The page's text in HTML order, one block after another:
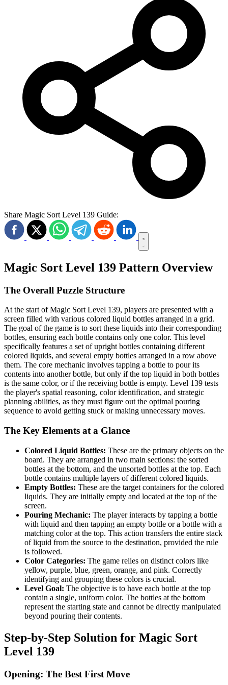
Share Magic Sort Level 139 Guide:
Magic Sort Level 139 Pattern Overview
The Overall Puzzle Structure
At the start of Magic Sort Level 139, players are presented with a
screen filled with various colored liquid bottles arranged in a grid.
The goal of the game is to sort these liquids into their corresponding
bottles, ensuring each bottle contains only one color. This level
specifically features a set of upright bottles containing different
colored liquids, and several empty bottles arranged in a row above
them. The core mechanic involves tapping a bottle to pour its
contents into another bottle, but only if the top liquid in both bottles
is the same color, or if the receiving bottle is empty. Level 139 tests
the player's spatial reasoning, color identification, and strategic
planning abilities, as they must figure out the optimal pouring
sequence to avoid getting stuck or making unnecessary moves.
The Key Elements at a Glance
Colored Liquid Bottles: These are the primary objects on the
board. They are arranged in two main sections: the sorted
bottles at the bottom, and the unsorted bottles at the top. Each
bottle contains multiple layers of different colored liquids.
Empty Bottles: These are the target containers for the colored
liquids. They are initially empty and located at the top of the
screen.
Pouring Mechanic: The player interacts by tapping a bottle
with liquid and then tapping an empty bottle or a bottle with a
matching color at the top. This action transfers the entire stack
of liquid from the source to the destination, provided the rule
is followed.
Color Categories: The game relies on distinct colors like
yellow, purple, blue, green, orange, and pink. Correctly
identifying and grouping these colors is crucial.
Level Goal: The objective is to have each bottle at the top
contain a single, uniform color. The bottles at the bottom
represent the starting state and cannot be directly manipulated
beyond pouring their contents.
Step-by-Step Solution for Magic Sort
Level 139
Opening: The Best First Move